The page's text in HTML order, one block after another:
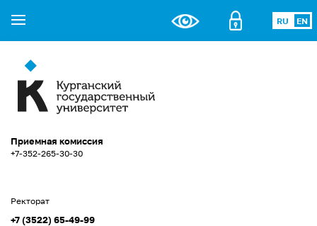
RU EN
Приемная комиссия
+7-352-265-30-30
Ректорат
+7 (3522) 65-49-99